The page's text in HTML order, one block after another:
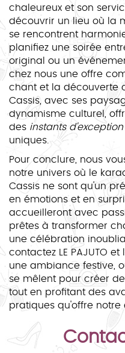
chaleureux et son
découvrir un lieu où la
se rencontrent
planifiez une soirée
original ou un
chez nous une offre
chant et la découverte
Cassis, avec ses
dynamisme culturel,
des instants d'exception
uniques.
Pour conclure, nous
notre univers où le
Cassis ne sont qu'un
en émotions et en
accueilleront avec
prêtes à transformer
une célébration
contactez LE PAJUTO
une ambiance festive,
se mêlent pour créer
tout en profitant des
pratiques qu'offre notre